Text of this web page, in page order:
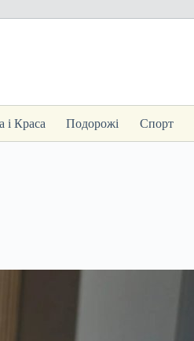
і Краса Подорожі Спорт